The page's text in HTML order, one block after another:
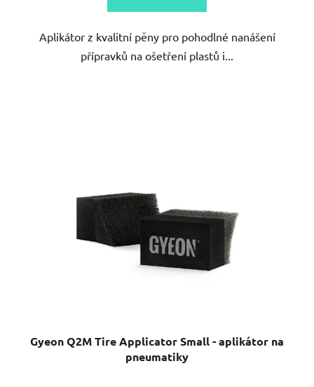
hvězdiček.
Aplikátor z kvalitní pěny pro pohodlné nanášení
přípravků na ošetření plastů i...
Gyeon Q2M Tire Applicator Small - aplikátor na
pneumatiky